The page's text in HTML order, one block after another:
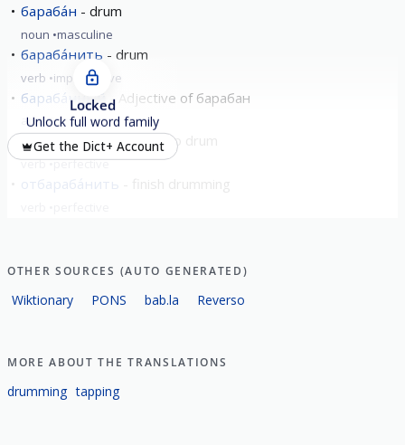
бараба́н drum
noun masculine
бараба́нить drum
verb imperfective
бараба́нный Adjective of барабан
adjective
забараба́нить begin to drum
verb perfective
отбараба́нить
Locked
Unlock full word family
Get the Dict+ Account
OTHER SOURCES (AUTO GENERATED)
Wiktionary PONS bab.la Reverso
MORE ABOUT THE TRANSLATIONS
drumming tapping